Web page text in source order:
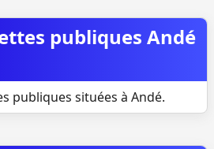
publiques Andé
publiques situées à Andé.